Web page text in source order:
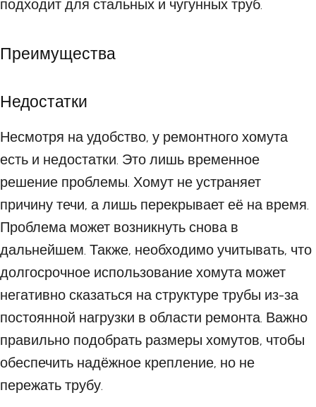
подходит для стальных и чугунных труб.
Преимущества
Недостатки
Несмотря на удобство, у ремонтного хомута
есть и недостатки. Это лишь временное
решение проблемы. Хомут не устраняет
причину течи, а лишь перекрывает её на время.
Проблема может возникнуть снова в
дальнейшем. Также, необходимо учитывать, что
долгосрочное использование хомута может
негативно сказаться на структуре трубы из-за
постоянной нагрузки в области ремонта. Важно
правильно подобрать размеры хомутов, чтобы
обеспечить надёжное крепление, но не
пережать трубу.